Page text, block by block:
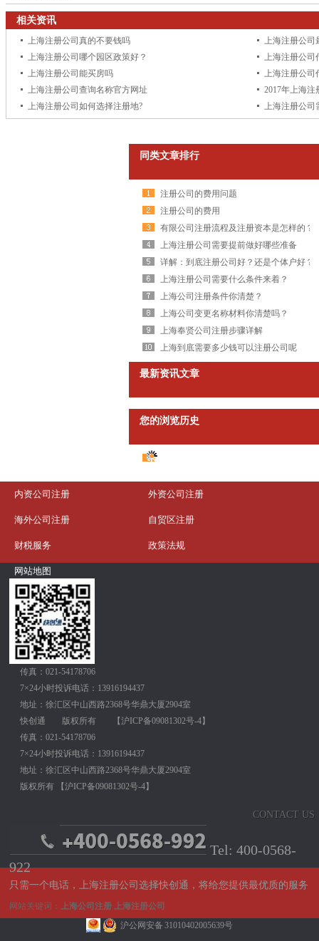
相关资讯
上海注册公司真的不要钱吗
上海注册公
上海注册公司哪个园区政策好？
上海注册公
上海注册公司能买房吗
上海注册公
上海注册公司查询名称官方网址
2017年上海注
上海注册公司如何选择注册地?
上海注册公
同类文章排行
注册公司的费用问题
注册公司的费用
有限公司注册流程及注册资本是怎样的？
上海注册公司需要提前做好哪些准备
详解：到底注册公司好？还是个体户好？
上海注册公司需要什么条件来着？
上海公司注册条件你清楚？
上海公司变更名称材料你清楚吗？
上海奉贤公司注册步骤详解
上海到底需要多少钱可以注册公司呢
最新资讯文章
您的浏览历史
内资公司注册 外资公司注册
海外公司注册 自贸区注册
财税服务 政策法规
网站地图
传真：021-54178706
7×24小时投诉电话：13916194437
地址：徐汇区中山西路2368号华鼎大厦2904室
快创通
版权所有 【沪ICP备09081302号-4】
传真：021-54178706
7×24小时投诉电话：13916194437
地址：徐汇区中山西路2368号华鼎大厦2904室
版权所有 【沪ICP备09081302号-4】
CONTACT US
Tel: 400-0568-
922
只需一个电话，上海注册公司选择快创通，将给您提供最优质的服务
网站关键词： 上海公司注册
上海注册公司
沪公网安备 31010402005639号